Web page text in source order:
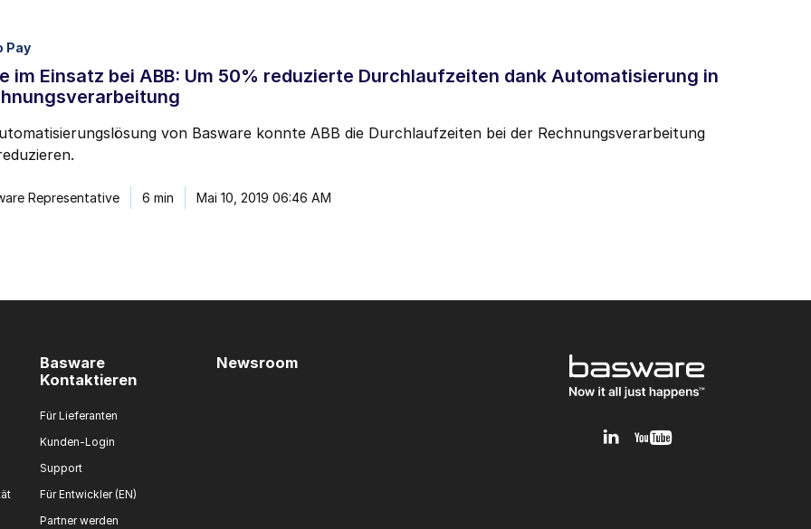
Pay
im Einsatz bei ABB: Um 50% reduzierte Durchlaufzeiten dank Automatisierung in
von Basware konnte ABB die Durchlaufzeiten bei der Rechnungsverarbeitung
Representative 6 min Mai 10, 2019 06:46 AM
das vorliegende Formular erhobenen Kontaktdaten verarbeiten, um meine Anfrage in
Datenschutzhinweiszu bearbeiten.
Blog-E-Mail-Benachrichtigungen von Basware zu erhalten.
den Abmeldelink in jeder Mitteilung oder durchKlicken hiervom E-Mail-Marketing abmelden.
Basware
Kontaktieren
Für Lieferanten
Kunden-Login
Support
Für Entwickler (EN)
Partner werden
Newsroom